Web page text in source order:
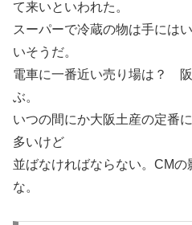
て来いといわれた。
スーパーで冷蔵の物は手には
いそうだ。
電車に一番近い売り場は？
ぶ。
いつの間にか大阪土産の定番
多いけど
並ばなければならない。CM
な。